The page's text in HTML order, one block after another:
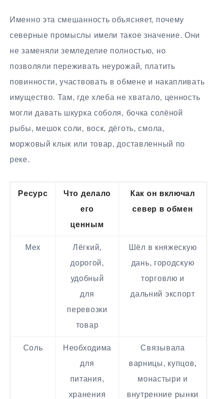
Именно эта смешанность объясняет, почему
северные промыслы имели такое значение. Они
не заменяли земледелие полностью, но
позволяли переживать неурожай, платить
повинности, участвовать в обмене и накапливать
имущество. Там, где хлеба не хватало, ценность
могли давать шкурка соболя, бочка солёной
рыбы, мешок соли, воск, дёготь, смола,
моржовый клык или товар, доставленный по
реке.
Ресурс
Что делало
его
ценным
Как он включал
север в обмен
Мех
Лёгкий,
дорогой,
удобный
для
перевозки
товар
Шёл в княжескую
дань, городскую
торговлю и
дальний экспорт
Соль
Необходима
для
питания,
хранения
Связывала
варницы, купцов,
монастыри и
внутренние рынки